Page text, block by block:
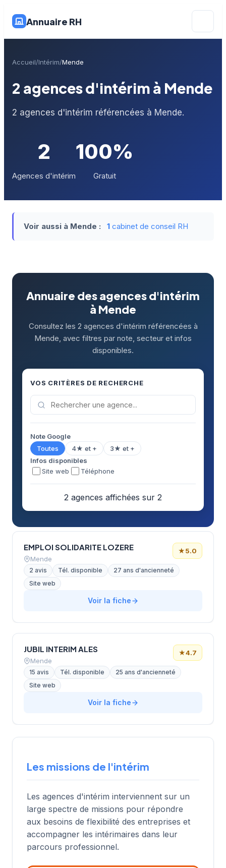
Annuaire RH
Accueil Intérim Mende
2 agences d'intérim à Mende
2 agences d'intérim référencées à Mende.
2
Agences d'intérim
100%
Gratuit
Voir aussi à Mende : 1 cabinet de conseil RH
Annuaire des agences d'intérim
à Mende
Consultez les 2 agences d'intérim référencées à
Mende, avec filtres par note, secteur et infos
disponibles.
VOS CRITÈRES DE RECHERCHE
Note Google
Toutes
4★ et +
3★ et +
Infos disponibles
Site web
Téléphone
2 agences affichées sur 2
EMPLOI SOLIDARITE LOZERE
Mende
★5.0
2 avis Tél. disponible
27 ans d'ancienneté
Site web
Voir la fiche
JUBIL INTERIM ALES
Mende
★4.7
15 avis Tél. disponible
25 ans d'ancienneté
Site web
Voir la fiche
Les missions de l'intérim
Les agences d'intérim interviennent sur un
large spectre de missions pour répondre
aux besoins de flexibilité des entreprises et
accompagner les intérimaires dans leur
parcours professionnel.